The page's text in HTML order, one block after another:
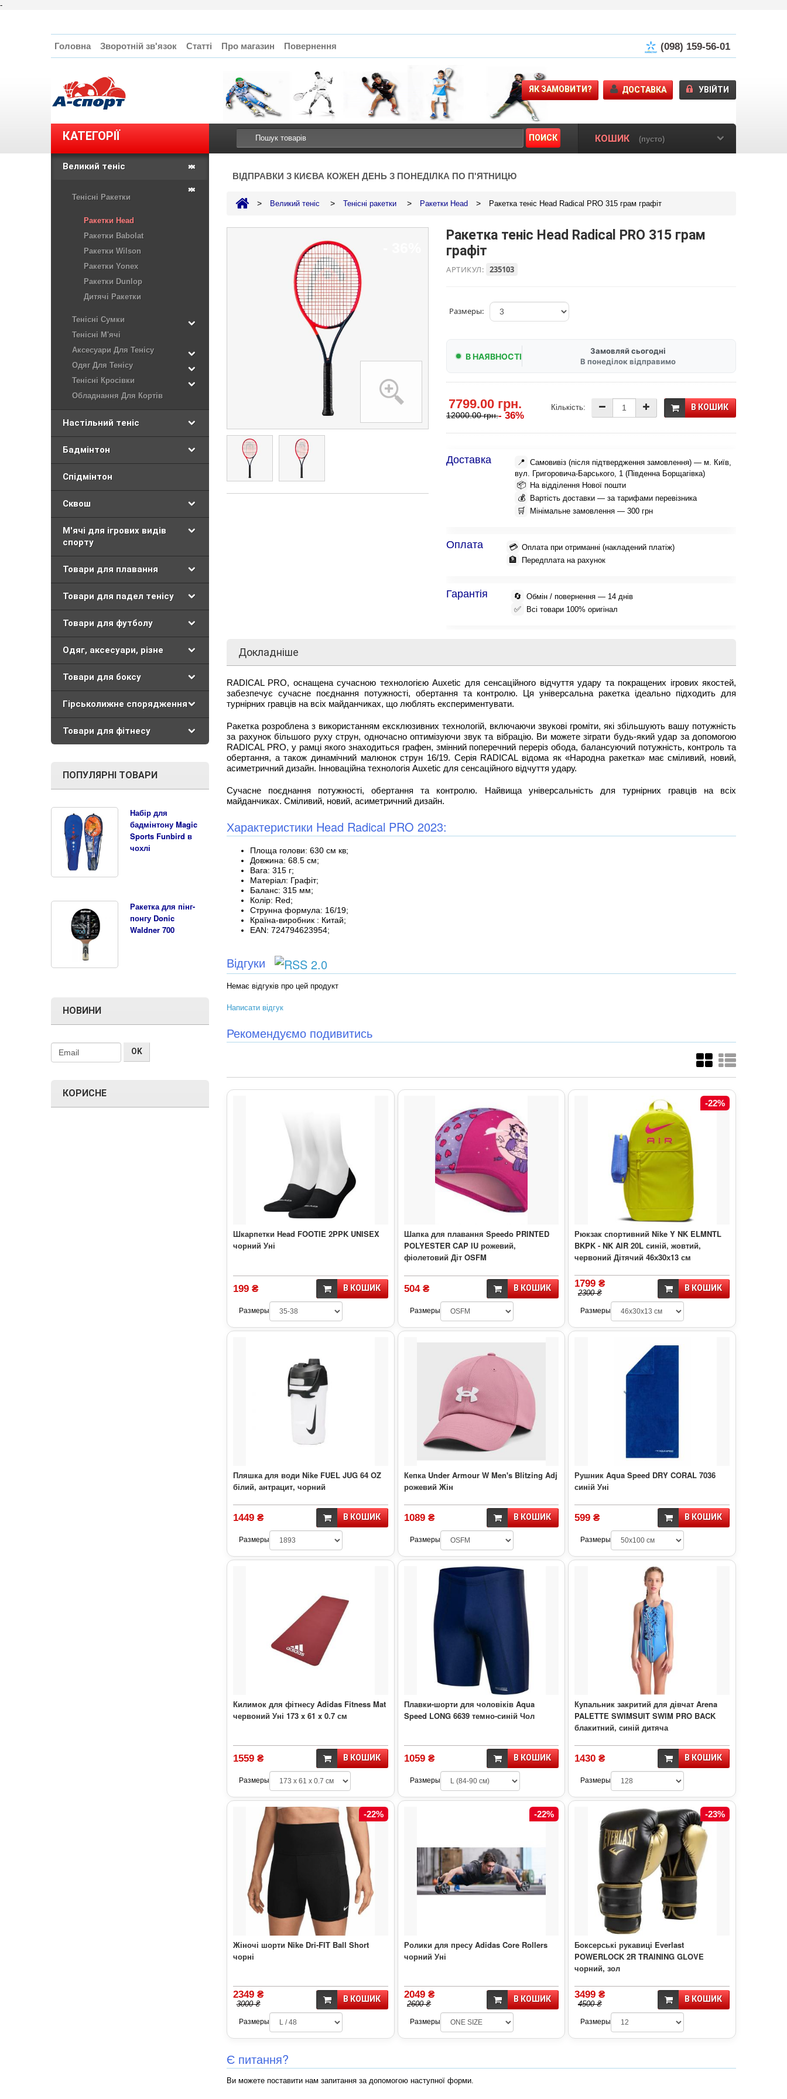
-
(098) 159-56-01
Головна Зворотній зв'язок Статті Про магазин Повернення
ПОИСК
УВІЙТИ
ЯК ЗАМОВИТИ? ДОСТАВКА
КОШИК (пусто)
КАТЕГОРІЇ
Великий теніс
Тенісні Ракетки
Ракетки Head
Ракетки Babolat
Ракетки Wilson
Ракетки Yonex
Ракетки Dunlop
Дитячі Ракетки
Тенісні Сумки
Тенісні М'ячі
Аксесуари Для Тенісу
Одяг Для Тенісу
Тенісні Кросівки
Обладнання Для Кортів
Настільний теніс
Бадмінтон
Спідмінтон
Сквош
М'ячі для ігрових видів
спорту
Товари для плавання
Товари для падел тенісу
Товари для футболу
Одяг, аксесуари, різне
Товари для боксу
Гірськолижне спорядження
Товари для фітнесу
ПОПУЛЯРНІ ТОВАРИ
Набір для
бадмінтону Magic
Sports Funbird в
чохлі
Ракетка для пінг-
понгу Donic
Waldner 700
НОВИНИ
КОРИСНЕ
ВІДПРАВКИ З КИЄВА КОЖЕН ДЕНЬ З ПОНЕДІЛКА ПО П'ЯТНИЦЮ
> Великий теніс > Тенісні ракетки > Ракетки Head > Ракетка теніс Head Radical PRO 315 грам графіт
Ракетка теніс Head Radical PRO 315 грам
графіт
АРТИКУЛ: 235103
Размеры:
Замовляй сьогодні
В понеділок відправимо
В НАЯВНОСТІ
7799.00 грн.
- 36%
12000.00 грн.
В КОШИК
Кількість:
Доставка 📍 Самовивіз (після підтвердження замовлення) — м. Київ,
вул. Григоровича-Барського, 1 (Південна Борщагівка)
📦 На відділення Нової пошти
💰 Вартість доставки — за тарифами перевізника
🛒 Мінімальне замовлення — 300 грн
Оплата 💳 Оплата при отриманні (накладений платіж)
🏦 Передплата на рахунок
Гарантія 🔄 Обмін / повернення — 14 днів
✅ Всі товари 100% оригінал
Докладніше
RADICAL PRO, оснащена сучасною технологією Auxetic для сенсаційного відчуття удару та покращених ігрових якостей,
забезпечує сучасне поєднання потужності, обертання та контролю. Ця універсальна ракетка ідеально підходить для
турнірних гравців на всіх майданчиках, що люблять експериментувати.
Ракетка розроблена з використанням ексклюзивних технологій, включаючи звукові громіти, які збільшують вашу потужність
за рахунок більшого руху струн, одночасно оптимізуючи звук та вібрацію. Ви можете зіграти будь-який удар за допомогою
RADICAL PRO, у рамці якого знаходиться графен, змінний поперечний переріз обода, балансуючий потужність, контроль та
обертання, а також динамічний малюнок струн 16/19. Серія RADICAL відома як «Народна ракетка» має сміливий, новий,
асиметричний дизайн. Інноваційна технологія Auxetic для сенсаційного відчуття удару.
Сучасне поєднання потужності, обертання та контролю. Найвища універсальність для турнірних гравців на всіх
майданчиках. Сміливий, новий, асиметричний дизайн.
Характеристики Head Radical PRO 2023:
Площа голови: 630 см кв;
Довжина: 68.5 см;
Вага: 315 г;
Матеріал: Графіт;
Баланс: 315 мм;
Колір: Red;
Струнна формула: 16/19;
Країна-виробник : Китай;
EAN: 724794623954;
Відгуки
Немає відгуків про цей продукт
Написати відгук
Рекомендуємо подивитись
Шкарпетки Head FOOTIE 2PPK UNISEX
чорний Уні
199 ₴ В КОШИК
Размеры
Шапка для плавання Speedo PRINTED
POLYESTER CAP IU рожевий,
фіолетовий Діт OSFM
504 ₴ В КОШИК
Размеры
-22%
Рюкзак спортивний Nike Y NK ELMNTL
BKPK - NK AIR 20L синій, жовтий,
червоний Дітячий 46х30х13 см
1799 ₴
2300 ₴
В КОШИК
Размеры
Пляшка для води Nike FUEL JUG 64 OZ
білий, антрацит, чорний
1449 ₴ В КОШИК
Размеры
Кепка Under Armour W Men's Blitzing Adj
рожевий Жін
1089 ₴ В КОШИК
Размеры
Рушник Aqua Speed DRY CORAL 7036
синій Уні
599 ₴ В КОШИК
Размеры
Килимок для фітнесу Adidas Fitness Mat
червоний Уні 173 x 61 x 0.7 см
1559 ₴ В КОШИК
Размеры
Плавки-шорти для чоловіків Aqua
Speed LONG 6639 темно-синій Чол
1059 ₴ В КОШИК
Размеры
Купальник закритий для дівчат Arena
PALETTE SWIMSUIT SWIM PRO BACK
блакитний, синій дитяча
1430 ₴ В КОШИК
Размеры
-22%
Жіночі шорти Nike Dri-FIT Ball Short
чорні
2349 ₴
3000 ₴
В КОШИК
Размеры
-22%
Ролики для пресу Adidas Core Rollers
чорний Уні
2049 ₴
2600 ₴
В КОШИК
Размеры
-23%
Боксерські рукавиці Everlast
POWERLOCK 2R TRAINING GLOVE
чорний, зол
3499 ₴
4500 ₴
В КОШИК
Размеры
Є питання?
Ви можете поставити нам запитання за допомогою наступної форми.